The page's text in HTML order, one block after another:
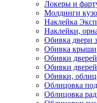
Локеры и
Молдинги
Наклейка
Наклейки,
Обивка двери
Обивка крыши
Обивки
Обивки
Обивки,
Облицовка
Облицовка